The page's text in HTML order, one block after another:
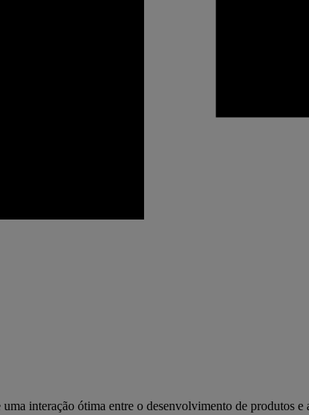
interação ótima entre o desenvolvimento de produtos e